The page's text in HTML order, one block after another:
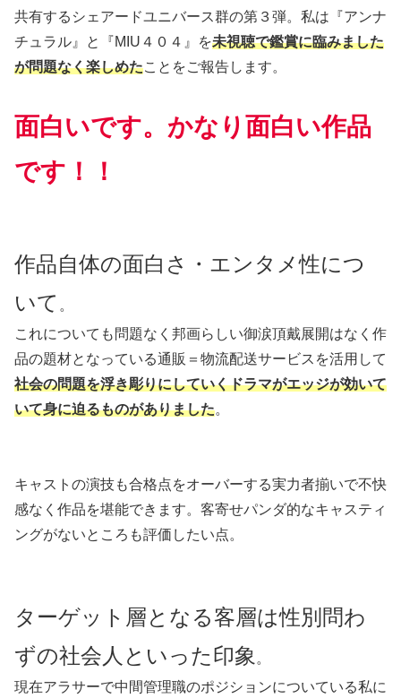
共有するシェアードユニバース群の第３弾。私は『アンナ
チュラル』と『MIU４０４』を未視聴で鑑賞に臨みました
が問題なく楽しめたことをご報告します。
面白いです。かなり面白い作品
です！！
作品自体の面白さ・エンタメ性につ
いて 。
これについても問題なく邦画らしい御涙頂戴展開はなく作
品の題材となっている通販＝物流配送サービスを活用して
社会の問題を浮き彫りにしていくドラマがエッジが効いて
いて身に迫るものがありました。
キャストの演技も合格点をオーバーする実力者揃いで不快
感なく作品を堪能できます。客寄せパンダ的なキャスティ
ングがないところも評価したい点。
ターゲット層となる客層は性別問わ
ずの社会人といった印象 。
現在アラサーで中間管理職のポジションについている私に